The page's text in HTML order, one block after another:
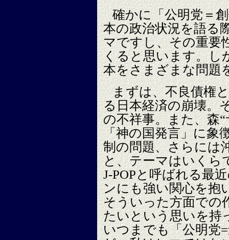
確かに「公明党＝
本の政治状況を語る
マですし、その重要
くると思います。し
本をさまざまな問題
まずは、不良債権
る日本経済の崩壊。
の不祥事。また、森
「神の国発言」に象
制の問題、さらには
と、テーマはいくら
J-POPと呼ばれる最
ンにも強い関心を抱
そういった方面での
たいという思いを持
いつまでも「公明党